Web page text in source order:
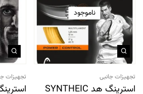
ناموجود
تجهیزات جانبی
استرینگ هد SYNTHEIC
تجهیزات